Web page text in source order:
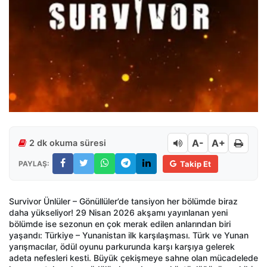
2 dk okuma süresi A- A+
PAYLAŞ: Takip Et
Survivor Ünlüler – Gönüllüler’de tansiyon her bölümde biraz
daha yükseliyor! 29 Nisan 2026 akşamı yayınlanan yeni
bölümde ise sezonun en çok merak edilen anlarından biri
yaşandı: Türkiye – Yunanistan ilk karşılaşması. Türk ve Yunan
yarışmacılar, ödül oyunu parkurunda karşı karşıya gelerek
adeta nefesleri kesti. Büyük çekişmeye sahne olan mücadelede